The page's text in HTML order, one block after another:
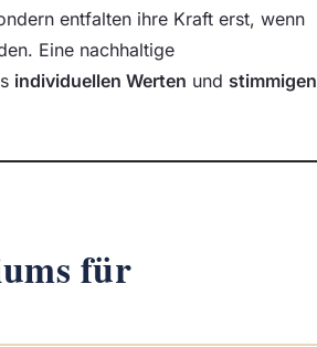
entfalten ihre Kraft erst, wenn
Eine nachhaltige
individuellen Werten und stimmigen
für